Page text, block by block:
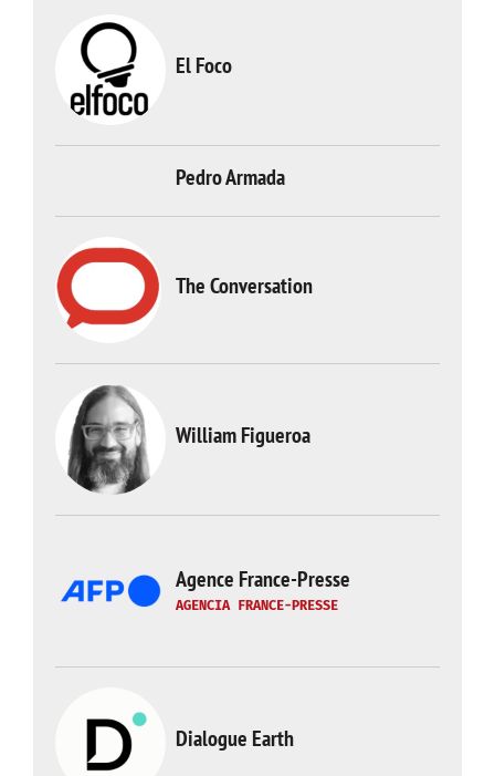
El Foco
Pedro Armada
The Conversation
William Figueroa
Agence France-Presse
AGENCIA FRANCE-PRESSE
Dialogue Earth